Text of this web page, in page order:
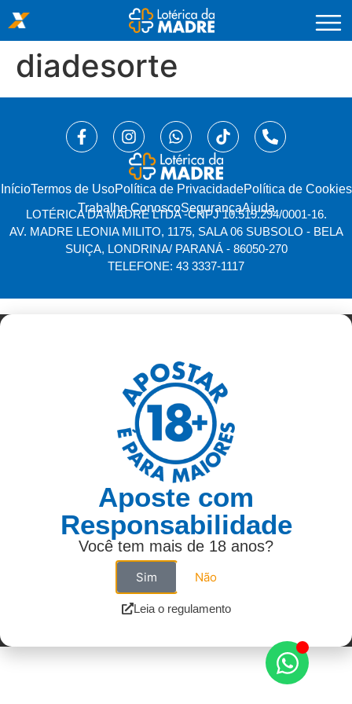
diadesorte
Início⁠Termos de UsoPolítica de PrivacidadePolítica de Cookies
Trabalhe ConoscoSegurançaAjuda
LOTÉRICA DA MADRE LTDA -CNPJ 10.519.294/0001-16.
AV. MADRE LEONIA MILITO, 1175, SALA 06 SUBSOLO - BELA
SUIÇA, LONDRINA/ PARANÁ - 86050-270
TELEFONE: 43 3337-1117
Aposte com
Responsabilidade
Você tem mais de 18 anos?
Sim Não
Leia o regulamento